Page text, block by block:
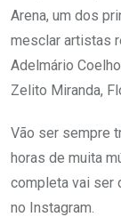
Arena, um dos
mesclar artistas
Adelmário
Zelito Miranda,
Vão ser sempre
horas de muita
completa vai ser
no Instagram.